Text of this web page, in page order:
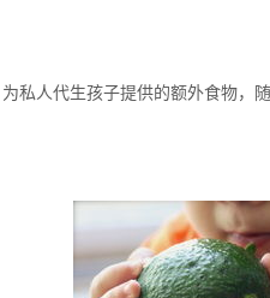
私人代生孩子提供的额外食物